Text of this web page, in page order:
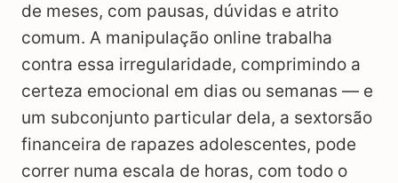
de meses, com pausas, dúvidas e atrito
comum. A manipulação online trabalha
contra essa irregularidade, comprimindo a
certeza emocional em dias ou semanas — e
um subconjunto particular dela, a sextorsão
financeira de rapazes adolescentes, pode
correr numa escala de horas, com todo o